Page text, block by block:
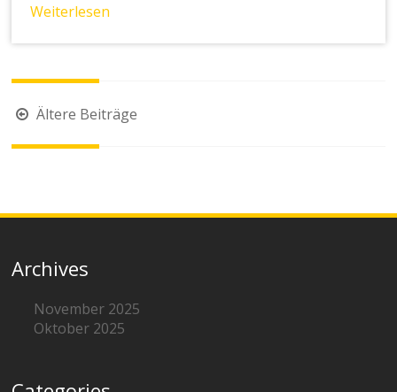
Weiterlesen
Beitragsnavigation
Ältere Beiträge
Archives
November 2025
Oktober 2025